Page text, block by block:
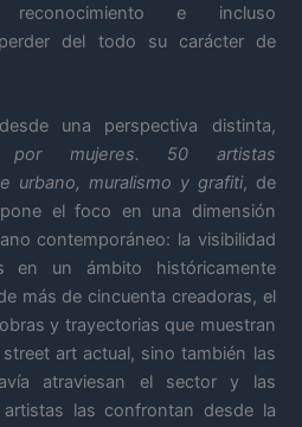
reconocimiento e incluso
del todo su carácter de
una perspectiva distinta,
mujeres. 50 artistas
urbano, muralismo y grafiti, de
el foco en una dimensión
contemporáneo: la visibilidad
en un ámbito históricamente
más de cincuenta creadoras, el
y trayectorias que muestran
art actual, sino también las
atraviesan el sector y las
las confrontan desde la